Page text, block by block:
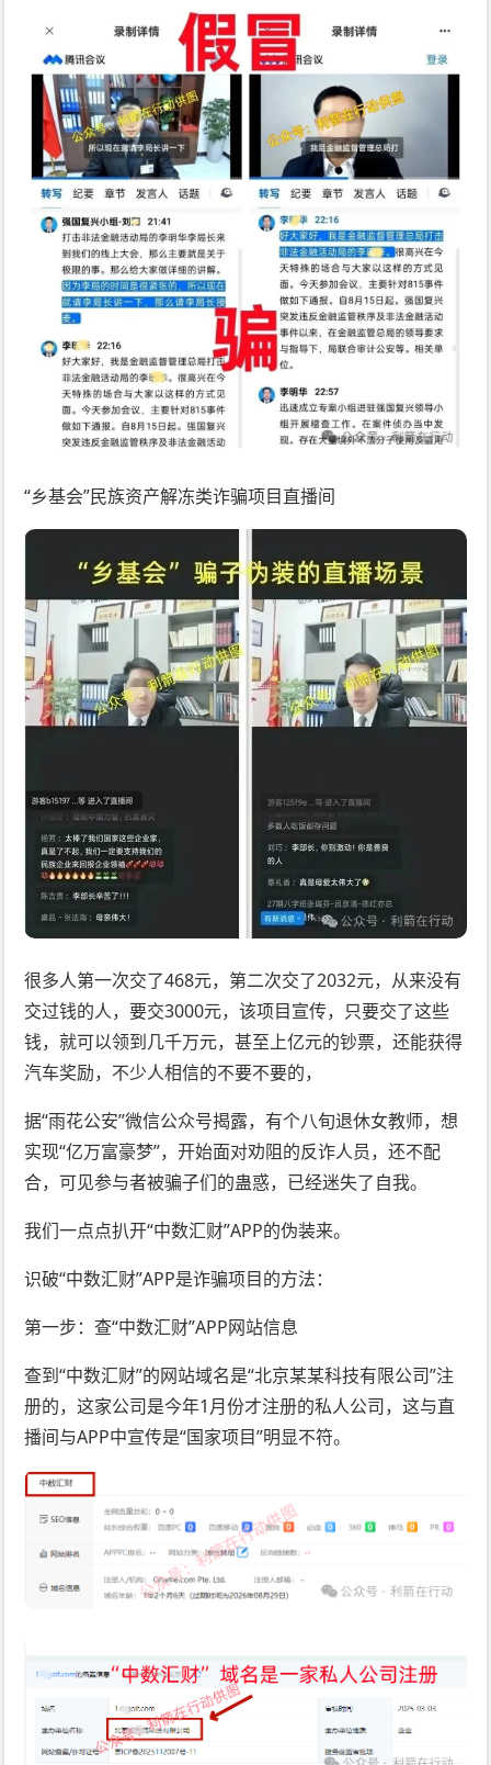
“乡基会”民族资产解冻类诈骗项目直播间
很多人第一次交了468元，第二次交了2032元，从来没有
交过钱的人，要交3000元，该项目宣传，只要交了这些
钱，就可以领到几千万元，甚至上亿元的钞票，还能获得
汽车奖励，不少人相信的不要不要的，
据“雨花公安”微信公众号揭露，有个八旬退休女教师，想
实现“亿万富豪梦”，开始面对劝阻的反诈人员，还不配
合，可见参与者被骗子们的蛊惑，已经迷失了自我。
我们一点点扒开“中数汇财”APP的伪装来。
识破“中数汇财”APP是诈骗项目的方法：
第一步：查“中数汇财”APP网站信息
查到“中数汇财”的网站域名是“北京某某科技有限公司”注
册的，这家公司是今年1月份才注册的私人公司，这与直
播间与APP中宣传是“国家项目”明显不符。